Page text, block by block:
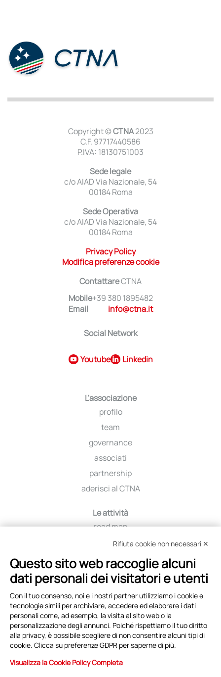
Copyright ©CTNA2023
C.F. 97717440586
P.IVA: 18130751003
Sede legale
c/o AIAD Via Nazionale, 54
00184 Roma
Sede Operativa
c/o AIAD Via Nazionale, 54
00184 Roma
Privacy Policy
Modifica preferenze cookie
ContattareCTNA
Mobile+39 380 1895482
Email
info@ctna.it
Social Network
Youtube Linkedin
L'associazione
profilo
team
governance
associati
partnership
aderisci al CTNA
Le attività
road map
iniziative
viaggio tra i distretti
education
Eventi e News
copertina
archivio eventi
Rifiuta cookie non necessari ✕
Questo sito web raccoglie alcuni
dati personali dei visitatori e utenti
Con il tuo consenso, noi e i nostri partner utilizziamo i cookie e
tecnologie simili per archiviare, accedere ed elaborare i dati
personali come, ad esempio, la visita al sito web o la
personalizzazione degli annunci. Poiché rispettiamo il tuo diritto
alla privacy, è possibile scegliere di non consentire alcuni tipi di
cookie. Clicca su preferenze GDPR per saperne di più.
Visualizza la Cookie Policy Completa